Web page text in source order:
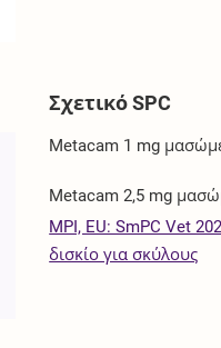
Σχετικό SPC
Metacam 1 mg
Metacam 2,5 mg
MPI, EU: SmPC Vet
δισκίο για σκύλους